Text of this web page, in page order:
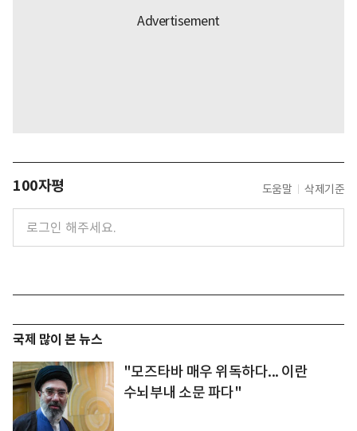
100자평 도움말 삭제기준
국제 많이 본 뉴스
"모즈타바 매우 위독하다... 이란
수뇌부내 소문 파다"